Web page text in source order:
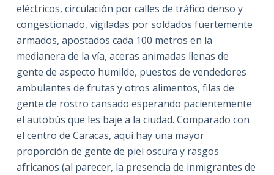
eléctricos, circulación por calles de tráfico denso y
congestionado, vigiladas por soldados fuertemente
armados, apostados cada 100 metros en la
medianera de la vía, aceras animadas llenas de
gente de aspecto humilde, puestos de vendedores
ambulantes de frutas y otros alimentos, filas de
gente de rostro cansado esperando pacientemente
el autobús que les baje a la ciudad. Comparado con
el centro de Caracas, aquí hay una mayor
proporción de gente de piel oscura y rasgos
africanos (al parecer, la presencia de inmigrantes de